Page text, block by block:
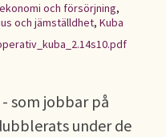
och försörjning,
och jämställdhet, Kuba
som jobbar på
under de